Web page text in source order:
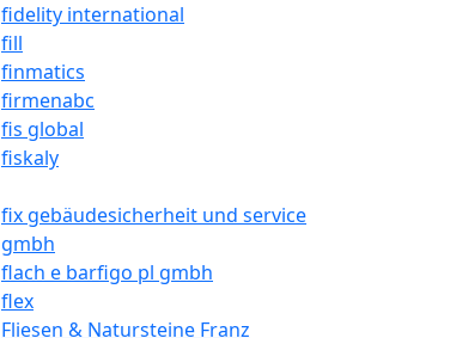
fidelity international
fill
finmatics
firmenabc
fis global
fiskaly
fix gebäudesicherheit und service
gmbh
flach e barfigo pl gmbh
flex
Fliesen & Natursteine Franz